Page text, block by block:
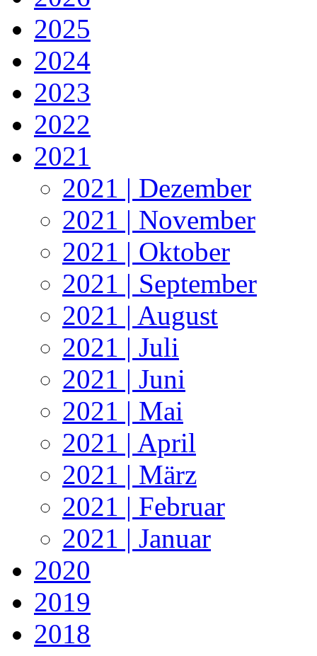
2025
2024
2023
2022
2021
2021 | Dezember
2021 | November
2021 | Oktober
2021 | September
2021 | August
2021 | Juli
2021 | Juni
2021 | Mai
2021 | April
2021 | März
2021 | Februar
2021 | Januar
2020
2019
2018